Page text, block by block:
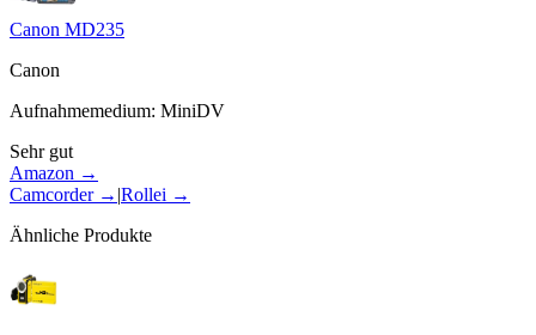
Canon MD235
Canon
Aufnahmemedium: MiniDV
Sehr gut
Amazon →
Camcorder→ |Rollei →
Ähnliche Produkte